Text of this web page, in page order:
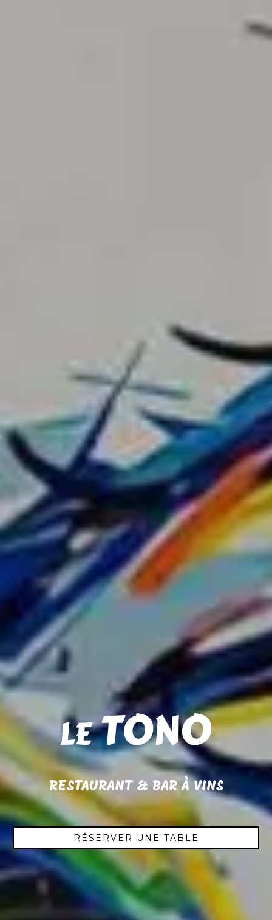
RESTAURANT & BAR À VINS
RÉSERVER UNE TABLE